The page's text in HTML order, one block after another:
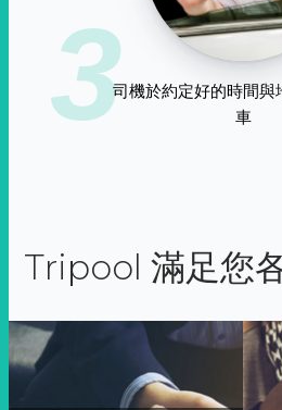
3司機於約定好的時間與
車
Tripool 滿足您